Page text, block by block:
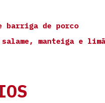
barriga de porco
salame, manteiga e